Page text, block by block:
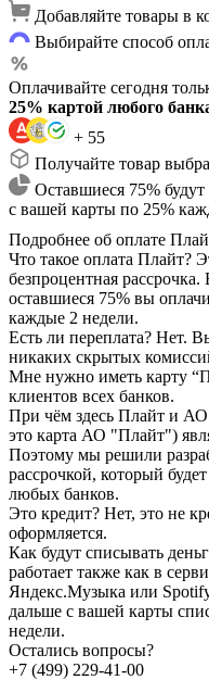
Добавляйте товары в
Выбирайте способ
Оплачивайте сегодня
25% картой любого
+ 55
Получайте товар
Оставшиеся 75% будут
с вашей карты по 25%
Подробнее об оплате
Что такое оплата Плайт?
безпроцентная
оставшиеся 75% вы
каждые 2 недели.
Есть ли переплата? Нет.
никаких скрытых
Мне нужно иметь карту
клиентов всех банков.
При чём здесь Плайт и
это карта АО "Плайт")
Поэтому мы решили
рассрочкой, который
любых банков.
Это кредит? Нет, это не
оформляется.
Как будут списывать
работает также как в
Яндекс.Музыка или
дальше с вашей карты
недели.
Остались вопросы?
+7 (499) 229-41-00